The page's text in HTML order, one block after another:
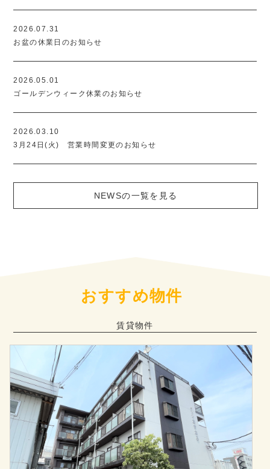
2026.07.31
お盆の休業日のお知らせ
2026.05.01
ゴールデンウィーク休業のお知らせ
2026.03.10
3月24日(火) 営業時間変更のお知らせ
NEWSの一覧を見る
おすすめ物件
賃貸物件